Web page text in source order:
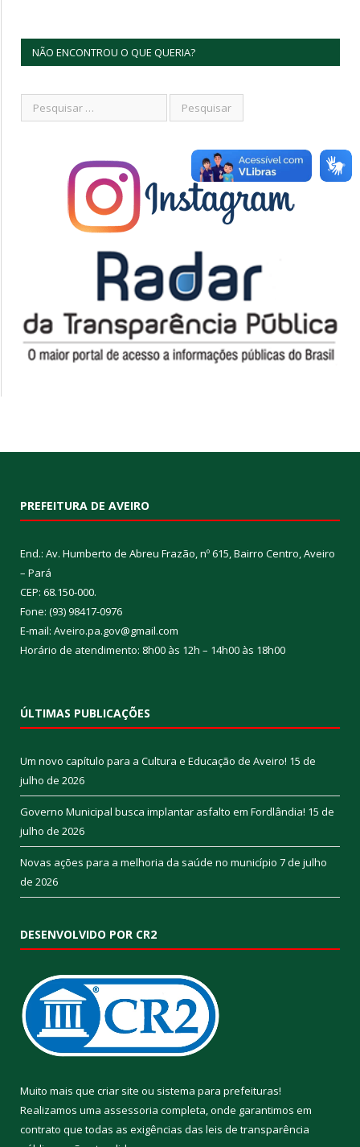
NÃO ENCONTROU O QUE QUERIA?
PREFEITURA DE AVEIRO
End.: Av. Humberto de Abreu Frazão, nº 615, Bairro Centro, Aveiro
– Pará
CEP: 68.150-000.
Fone: (93) 98417-0976
E-mail: Aveiro.pa.gov@gmail.com
Horário de atendimento: 8h00 às 12h – 14h00 às 18h00
ÚLTIMAS PUBLICAÇÕES
Um novo capítulo para a Cultura e Educação de Aveiro! 15 de
julho de 2026
Governo Municipal busca implantar asfalto em Fordlândia! 15 de
julho de 2026
Novas ações para a melhoria da saúde no município 7 de julho
de 2026
DESENVOLVIDO POR CR2
Muito mais que criar site ou sistema para prefeituras!
Realizamos uma assessoria completa, onde garantimos em
contrato que todas as exigências das leis de transparência